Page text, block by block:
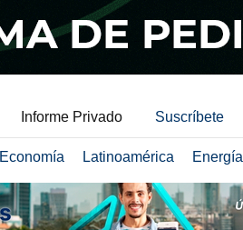
Informe Privado Suscríbete
Economía Latinoamérica Energía